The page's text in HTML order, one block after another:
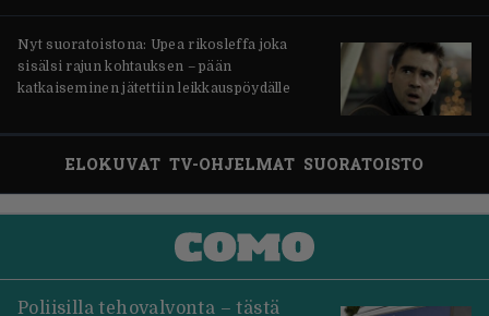
Nyt suoratoistona: Upea rikosleffa joka
sisälsi rajun kohtauksen – pään
katkaiseminen jätettiin leikkauspöydälle
ELOKUVAT TV-OHJELMAT SUORATOISTO
Poliisilla tehovalvonta – tästä